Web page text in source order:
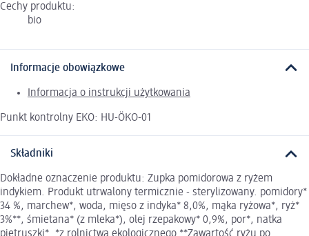
Cechy produktu:
bio
Informacje obowiązkowe
Informacja o instrukcji użytkowania
Punkt kontrolny EKO: HU-ÖKO-01
Składniki
Dokładne oznaczenie produktu: Zupka pomidorowa z ryżem
indykiem. Produkt utrwalony termicznie - sterylizowany. pomidory*
34 %, marchew*, woda, mięso z indyka* 8,0%, mąka ryżowa*, ryż*
3%**, śmietana* (z mleka*), olej rzepakowy* 0,9%, por*, natka